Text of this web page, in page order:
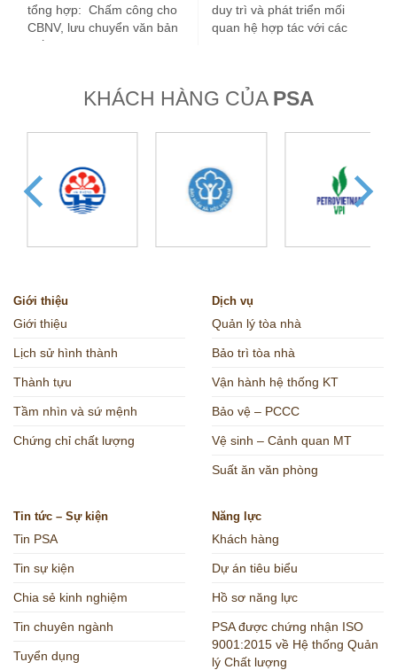
tổng hợp: Chấm công cho
CBNV, lưu chuyển văn bản
giấy tờ. Quản lý và…
duy trì và phát triển mối
quan hệ hợp tác với các
KHÁCH HÀNG CỦA PSA
Giới thiệu
Giới thiệu
Lịch sử hình thành
Thành tựu
Tầm nhìn và sứ mệnh
Chứng chỉ chất lượng
Dịch vụ
Quản lý tòa nhà
Bảo trì tòa nhà
Vận hành hệ thống KT
Bảo vệ – PCCC
Vệ sinh – Cảnh quan MT
Suất ăn văn phòng
Tin tức – Sự kiện
Tin PSA
Tin sự kiện
Chia sẻ kinh nghiệm
Tin chuyên ngành
Tuyển dụng
Năng lực
Khách hàng
Dự án tiêu biểu
Hồ sơ năng lực
PSA được chứng nhận ISO
9001:2015 về Hệ thống Quản
lý Chất lượng